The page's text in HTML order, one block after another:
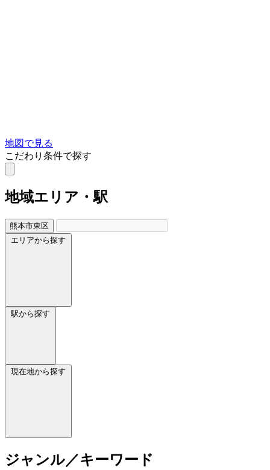
地図で見る
こだわり条件で探す
地域エリア・駅
熊本市東区
エリアから探す
駅から探す
現在地から探す
ジャンル／キーワード